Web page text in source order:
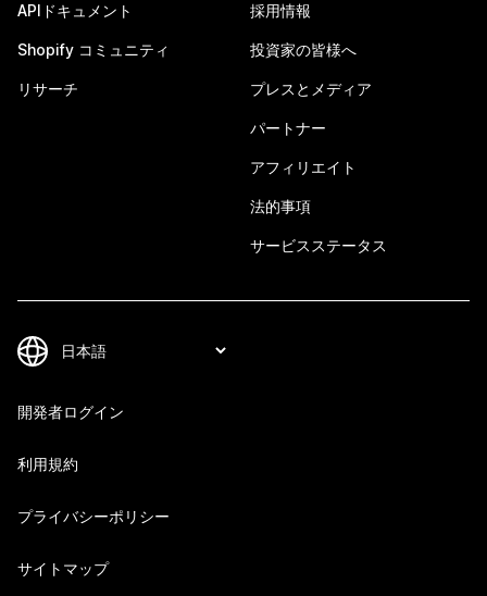
APIドキュメント
Shopify コミュニティ
リサーチ
採用情報
投資家の皆様へ
プレスとメディア
パートナー
アフィリエイト
法的事項
サービスステータス
開発者ログイン
利用規約
プライバシーポリシー
サイトマップ